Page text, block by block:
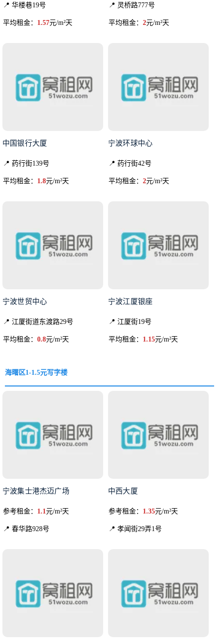
📍 华楼巷19号
平均租金： 1.57元/m²天
📍 灵桥路777号
平均租金：2元/m²天
中国银行大厦
📍 药行街139号
平均租金： 1.8元/m²天
宁波环球中心
📍 药行街42号
平均租金：2元/m²天
宁波世贸中心
📍 江厦街道东渡路29号
平均租金： 0.8元/m²天
宁波江厦银座
📍 江厦街19号
平均租金： 1.15元/m²天
海曙区1-1.5元写字楼
宁波集士港杰迈广场
参考租金： 1.1元/m²天
📍 春华路928号
中西大厦
参考租金： 1.35元/m²天
📍 孝闻街29弄1号